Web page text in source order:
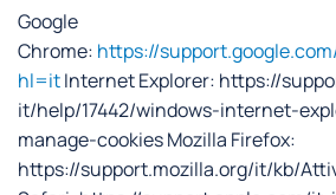
Google
Chrome: https://
hl=itInternet Explorer: https://
it/help/17442/windows-internet-
manage-cookies Mozilla Firefox:
https://support.mozilla.org/it/kb/